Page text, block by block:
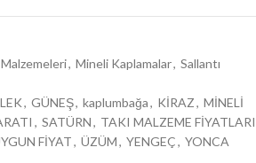
, Mineli Kaplamalar, Sallantı
, GÜNEŞ, kaplumbağa, KİRAZ, MİNELİ
, SATÜRN, TAKI MALZEME FİYATLARI
FİYAT, ÜZÜM, YENGEÇ, YONCA